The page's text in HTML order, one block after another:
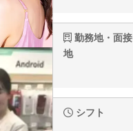
勤務地・面接
地
シフト